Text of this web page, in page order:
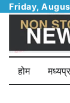
Skip
content
Friday,
होम